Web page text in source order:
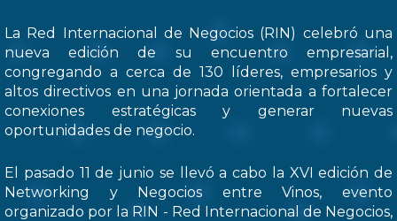
La Red Internacional de Negocios (RIN) celebró una
nueva edición de su encuentro empresarial,
congregando a cerca de 130 líderes, empresarios y
altos directivos en una jornada orientada a fortalecer
conexiones estratégicas y generar nuevas
oportunidades de negocio.
El pasado 11 de junio se llevó a cabo la XVI edición de
Networking y Negocios entre Vinos, evento
organizado por la RIN - Red Internacional de Negocios,